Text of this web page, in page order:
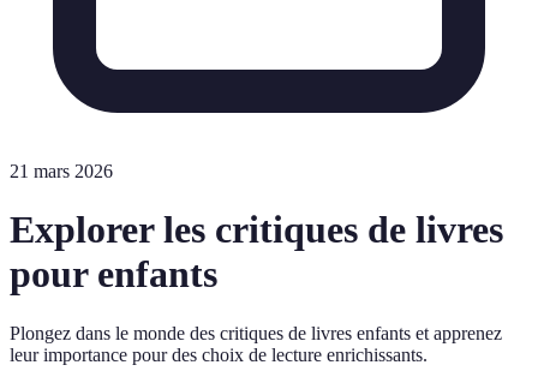
21 mars 2026
Explorer les critiques de livres
pour enfants
Plongez dans le monde des critiques de livres enfants et apprenez
leur importance pour des choix de lecture enrichissants.